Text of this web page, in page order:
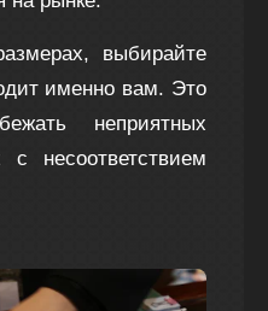
выбирайте
именно вам. Это
неприятных
с несоответствием